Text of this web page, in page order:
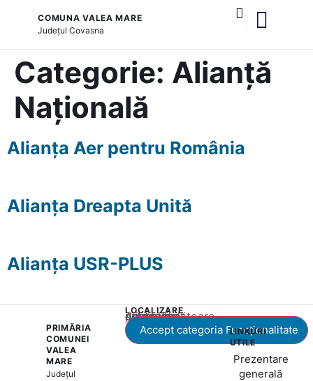
COMUNA VALEA MARE
JudețulCovasna
Categorie: Alianță
Națională
Alianța Aer pentru România
Alianța Dreapta Unită
Alianța USR-PLUS
PRIMĂRIA
COMUNEI
VALEA
MARE
Județul
LOCALIZARE
Acest conținut este blocat până când acceptați categoria corespunzătoare de cookie-uri.
Accept categoria Funcționalitate
LINKURI
UTILE
Prezentare
generală